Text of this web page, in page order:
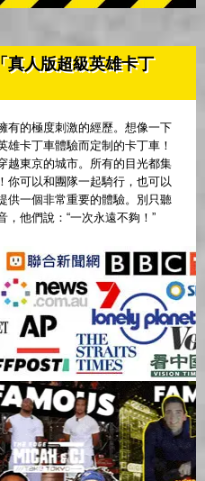
真人版超級英雄卡丁
有的極度刺激的經歷。想像一下
雄卡丁車體驗而定制的卡丁車！
越東京的城市。所有的目光都集
你可以和團隊一起騎行，也可以
供一個非常重要的體驗。別只聽
他們說：“一次永遠不夠！”